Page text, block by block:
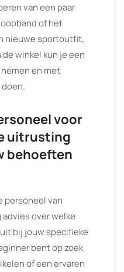
van een paar
of het
nieuwe sportoutfit,
winkel kun je een
en met
voor
uitrusting
behoeften
personeel van
over welke
bij jouw specifieke
bent op zoek
of een ervaren